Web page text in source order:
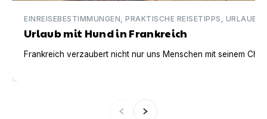
EINREISEBESTIMMUNGEN, PRAKTISCHE REISETIPPS,
Urlaub mit Hund in Frankreich
Frankreich verzaubert nicht nur uns Menschen mit seinem